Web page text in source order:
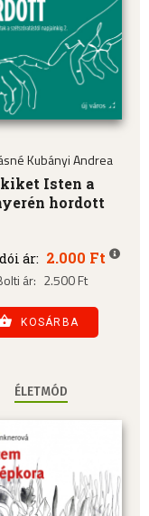
Kubányi Andrea
Isten a
hordott
ár: 2.000 Ft
ár: 2.500 Ft
KOSÁRBA
ÉLETMÓD